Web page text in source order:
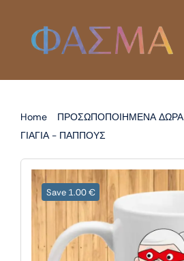
content
Home ΠΡΟΣΩΠΟΠΟΙΗΜΕΝΑ ΔΩΡΑ
ΓΙΑΓΙΑ - ΠΑΠΠΟΥΣ
Save 1.00 €